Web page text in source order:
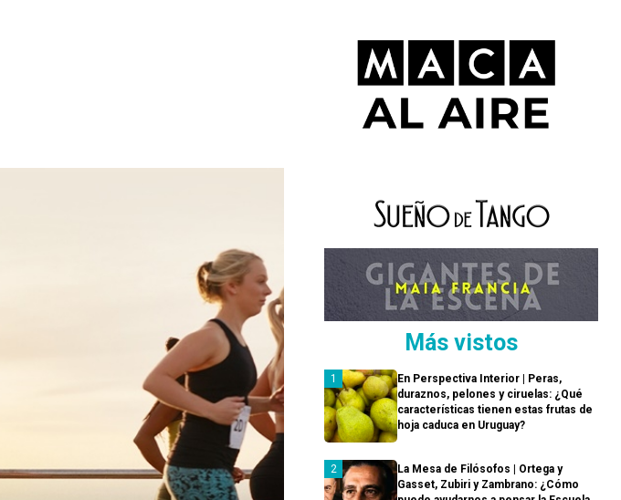
Más vistos
En Perspectiva Interior | Peras,
duraznos, pelones y ciruelas: ¿Qué
características tienen estas frutas de
hoja caduca en Uruguay?
La Mesa de Filósofos | Ortega y
Gasset, Zubiri y Zambrano: ¿Cómo